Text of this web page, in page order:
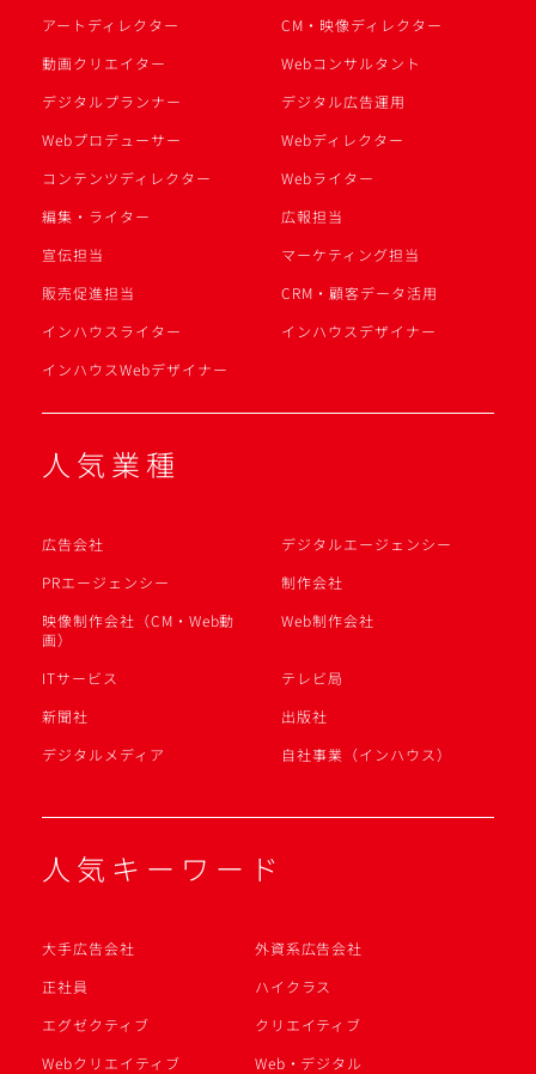
アートディレクター
CM・映像ディレクター
動画クリエイター
Webコンサルタント
デジタルプランナー
デジタル広告運用
Webプロデューサー
Webディレクター
コンテンツディレクター
Webライター
編集・ライター
広報担当
宣伝担当
マーケティング担当
販売促進担当
CRM・顧客データ活用
インハウスライター
インハウスデザイナー
インハウスWebデザイナー
人気業種
広告会社
デジタルエージェンシー
PRエージェンシー
制作会社
映像制作会社（CM・Web動
画）
Web制作会社
ITサービス
テレビ局
新聞社
出版社
デジタルメディア
自社事業（インハウス）
人気キーワード
大手広告会社
外資系広告会社
正社員
ハイクラス
エグゼクティブ
クリエイティブ
Webクリエイティブ
Web・デジタル